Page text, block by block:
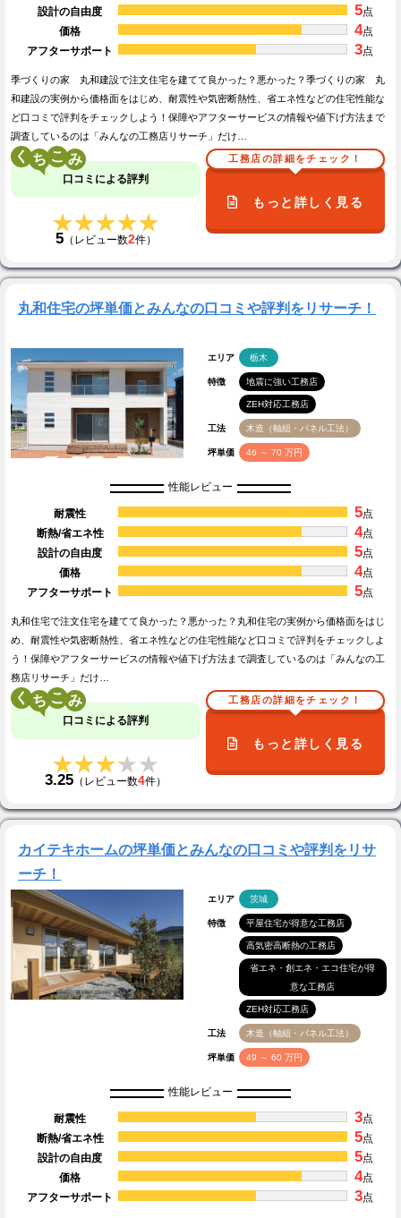
設計の自由度
5点
価格
4点
アフターサポート
3点
季づくりの家 丸和建設で注文住宅を建てて良かった？悪かった？季づくりの家 丸
和建設の実例から価格面をはじめ、耐震性や気密断熱性、省エネ性などの住宅性能な
ど口コミで評判をチェックしよう！保障やアフターサービスの情報や値下げ方法まで
調査しているのは「みんなの工務店リサーチ」だけ…
く こ
口コミによる評判
★★★★★
★★★★★
5（レビュー数2件）
工務店の詳細をチェック！
もっと詳しく見る
丸和住宅の坪単価とみんなの口コミや評判をリサーチ！
エリア 栃木
特徴 地震に強い工務店
ZEH対応工務店
工法 木造（軸組・パネル工法）
坪単価 46 ～ 70 万円
性能レビュー
耐震性 5点
断熱/省エネ性
4点
設計の自由度
5点
価格
4点
アフターサポート
5点
丸和住宅で注文住宅を建てて良かった？悪かった？丸和住宅の実例から価格面をはじ
め、耐震性や気密断熱性、省エネ性などの住宅性能など口コミで評判をチェックしよ
う！保障やアフターサービスの情報や値下げ方法まで調査しているのは「みんなの工
務店リサーチ」だけ…
く こ
口コミによる評判
★★★★★
★★★★★
3.25 （レビュー数4件）
工務店の詳細をチェック！
もっと詳しく見る
カイテキホームの坪単価とみんなの口コミや評判をリサ
ーチ！
エリア 茨城
特徴 平屋住宅が得意な工務店
高気密高断熱の工務店
省エネ・創エネ・エコ住宅が得
意な工務店
ZEH対応工務店
工法 木造（軸組・パネル工法）
坪単価 49 ～ 60 万円
性能レビュー
耐震性 3点
断熱/省エネ性
5点
設計の自由度
5点
価格
4点
アフターサポート
3点